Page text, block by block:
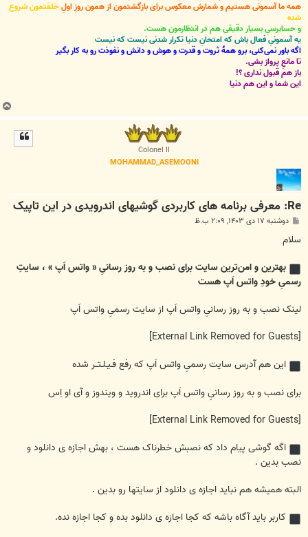
همه ما آسمونی هستیم و شمارش معکوس برای بازگشتمون از همون روزِ اولِخلقتمون شروع
شده
و حسابرسیِ بسیار دقیقی هم در انتظارمون هست.
یه آسمونیِ فعال باش که امتحانِ دنیا تکرار شدنی نیست که نیست
اگه باور نمی‌کنی، برو همۀ ثروت و قدرت و هوش و دانش و نفوذت رو به کار بگیر
تا مانعِ پرواز بشی.
باز هم قبول نداری ؟!
این شما و این هم دنیا
ب
ا
Colonel II
MOHAMMAD_ASEMOONI
Re: معرفی برنامه های کاربردی گوشیهای اندرویدی در این تاپیک
پ
ت
دوشنبه ۱۷ دی ۱۴۰۳, ۲:۰۹ ب.ظ
سلام
بهترین و امن‌ترین سایت برای نصب و به روز رسانیِ « واتس اَپ » ، سایتِ
رسمیِ خودِ واتس اَپ هست
لینک نصب و به روز رسانیِ واتس اَپ از سایت رسمیِ واتس اَپ
این هم آدرس سایت رسمیِ واتس اَپ که رفع فـیـلـتــر شده
برای نصب و به روز رسانیِ واتس اَپ برای اندروید و ویندوز و آی او اِس
اگه گوشی پیام داد که نصبش خطرناک هست ، بهش اجازه ی دانلود و
نصب بدین .
البته همیشه هم نباید اجازه ی دانلود از سایتها رو بدین .
کاربر باید آگاه باشه که کجا اجازه ی دانلود بده و کجا اجازه نده.